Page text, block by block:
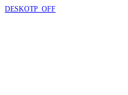
DESKOTP_OFF